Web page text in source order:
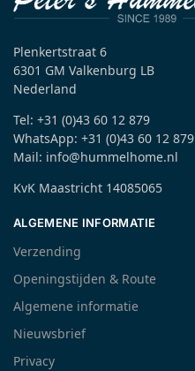
Plenkertstraat 6
6301 GM Valkenburg LB
Nederland
Tel: +31 (0)43 60 12 879
WhatsApp: +31 (0)43 60 12 879
Mail: info@hummelhome.nl
KvK Maastricht 14085065
ALGEMENE INFORMATIE
Verzending
Openingstijden & Route
Algemene informatie
Nieuwsbrief
Privacy